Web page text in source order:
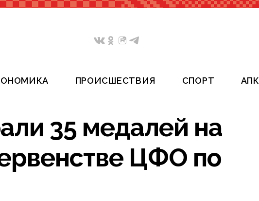
ПРОИСШЕСТВИЯ СПОРТ АПК
35 медалей на
ЦФО по